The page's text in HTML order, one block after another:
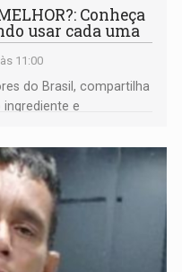
Conheça
usar cada uma
11:00
do Brasil, compartilha
e